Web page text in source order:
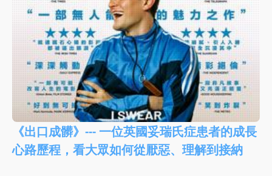
《出口成髒》--- 一位英國妥瑞氏症患者的成長
心路歷程，看大眾如何從厭惡、理解到接納